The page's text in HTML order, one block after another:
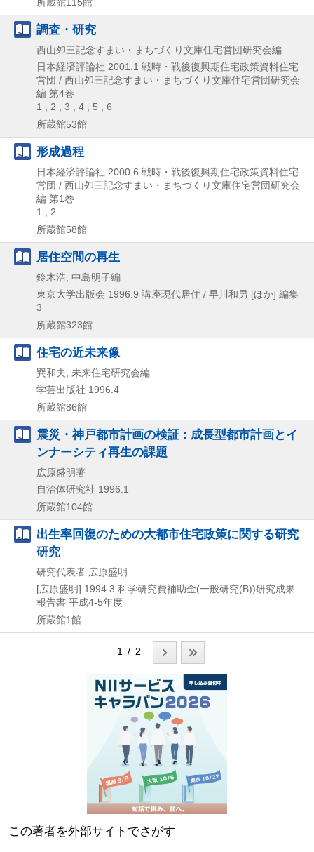
調査・研究
西山夘三記念すまい・まちづくり文庫住宅営団研究会編
日本経済評論社 2001.1 戦時・戦後復興期住宅政策資料住宅
営団 / 西山夘三記念すまい・まちづくり文庫住宅営団研究会
編 第4巻
1 , 2 , 3 , 4 , 5 , 6
所蔵館53館
形成過程
日本経済評論社 2000.6 戦時・戦後復興期住宅政策資料住宅
営団 / 西山夘三記念すまい・まちづくり文庫住宅営団研究会
編 第1巻
1 , 2
所蔵館58館
居住空間の再生
鈴木浩, 中島明子編
東京大学出版会 1996.9 講座現代居住 / 早川和男 [ほか] 編集
3
所蔵館323館
住宅の近未来像
巽和夫, 未来住宅研究会編
学芸出版社 1996.4
所蔵館86館
震災・神戸都市計画の検証 : 成長型都市計画とイ
ンナーシティ再生の課題
広原盛明著
自治体研究社 1996.1
所蔵館104館
出生率回復のための大都市住宅政策に関する研究
研究
研究代表者:広原盛明
[広原盛明] 1994.3 科学研究費補助金(一般研究(B))研究成果
報告書 平成4-5年度
所蔵館1館
1 / 2
この著者を外部サイトでさがす